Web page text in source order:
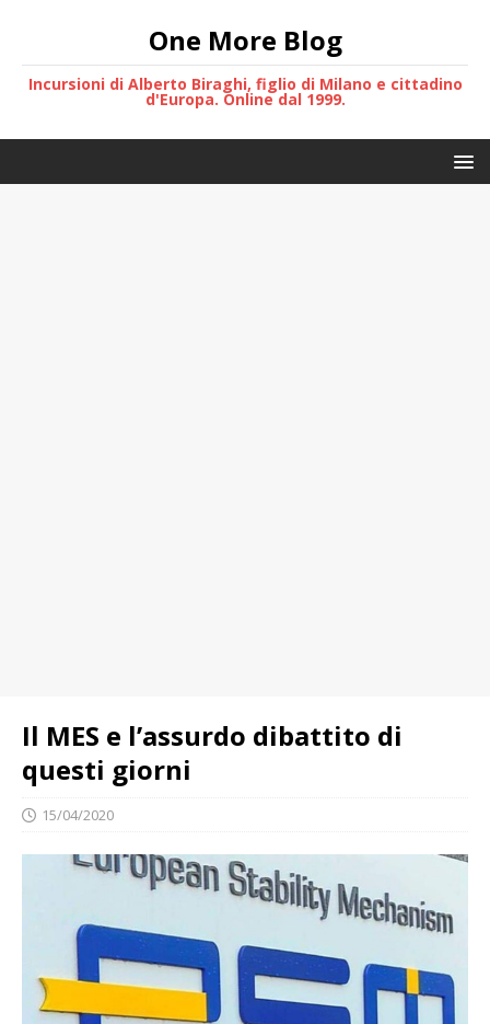
One More Blog
Incursioni di Alberto Biraghi, figlio di Milano e cittadino
d'Europa. Online dal 1999.
Il MES e l’assurdo dibattito di
questi giorni
15/04/2020